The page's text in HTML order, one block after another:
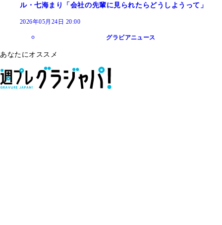
ル・七海まり「会社の先輩に見られたらどうしようって」
2026年05月24日 20:00
グラビアニュース
あなたにオススメ